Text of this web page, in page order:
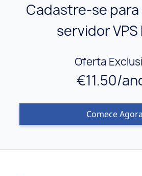
Cadastre-se
servidor VPS
Oferta
€11.50/
Comece Agora